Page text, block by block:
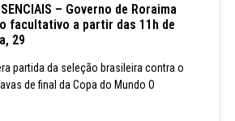
– Governo de Roraima
facultativo a partir das 11h de
29
partida da seleção brasileira contra o
de final da Copa do Mundo O